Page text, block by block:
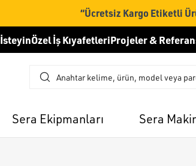
“Ücretsiz Kargo Etiketli
Özel İş KıyafetleriProjeler &
Sera Ekipmanları Sera